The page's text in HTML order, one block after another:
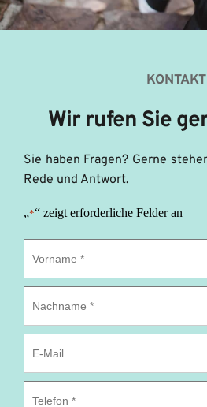
KONTAKT
Wir rufen Sie
Sie haben Fragen? Gerne
Rede und Antwort.
„*“ zeigt erforderliche Felder an
Mail